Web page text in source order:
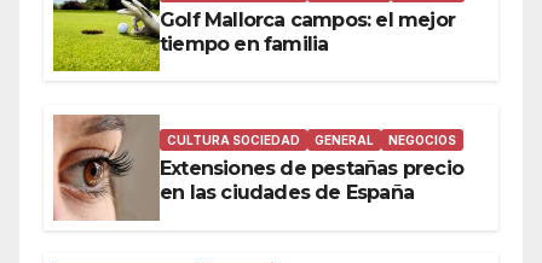
Golf Mallorca campos: el mejor
tiempo en familia
CULTURA SOCIEDAD GENERAL NEGOCIOS
Extensiones de pestañas precio
en las ciudades de España